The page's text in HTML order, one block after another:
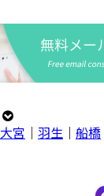
大宮 ｜ 羽生 ｜ 船橋